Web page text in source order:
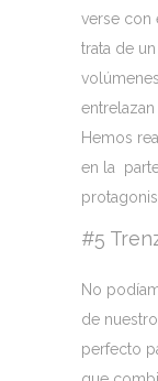
verse con
trata de
Hemos
en la
#5
No
de
perfecto